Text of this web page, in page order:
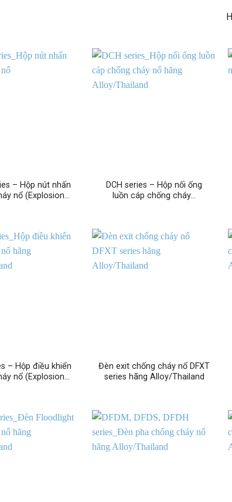
– Hộp nút nhấn
nổ (Explosion…
DCH series – Hộp nối ống
luồn cáp chống cháy…
– Hộp điều khiển
nổ (Explosion…
Đèn exit chống cháy nổ DFXT
series hãng Alloy/Thailand